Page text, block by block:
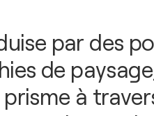
par des
de
à